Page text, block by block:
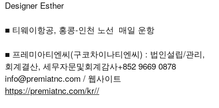
Designer Esther
■ 티웨이항공, 홍콩-인천 노선 매일 운항
■ 프레미아티엔씨(구코차이나티엔씨) : 법인설립/관리,
회계결산, 세무자문및회계감사+852 9669 0878
info@premiatnc.com / 웹사이트
https://premiatnc.com/kr//